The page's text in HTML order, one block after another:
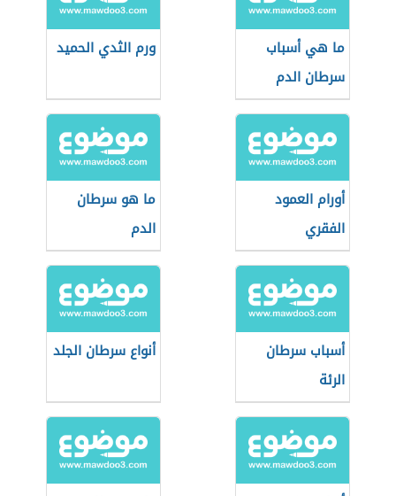
ما هي أسباب
سرطان الدم
ورم الثدي الحميد
أورام العمود
الفقري
ما هو سرطان
الدم
أسباب سرطان
الرئة
أنواع سرطان الجلد